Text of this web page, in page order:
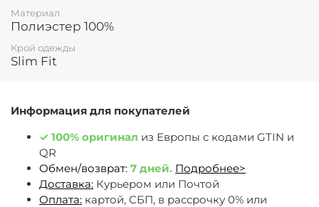
Информация для покупателей
✓ 100% оригинал из Европы c кодами GTIN и
QR
Обмен/возврат: 7 дней. Подробнее>
Доставка: Курьером или Почтой
Оплата: картой, СБП, в рассрочку 0% или
Материал
Полиэстер 100%
Крой одежды
Slim Fit